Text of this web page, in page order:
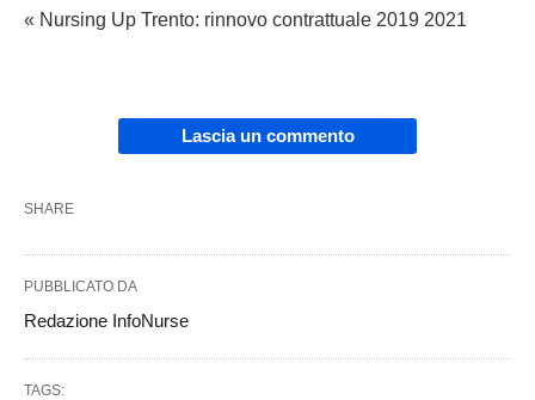
« Nursing Up Trento: rinnovo contrattuale 2019 2021
Lascia un commento
SHARE
PUBBLICATO DA
Redazione InfoNurse
TAGS: